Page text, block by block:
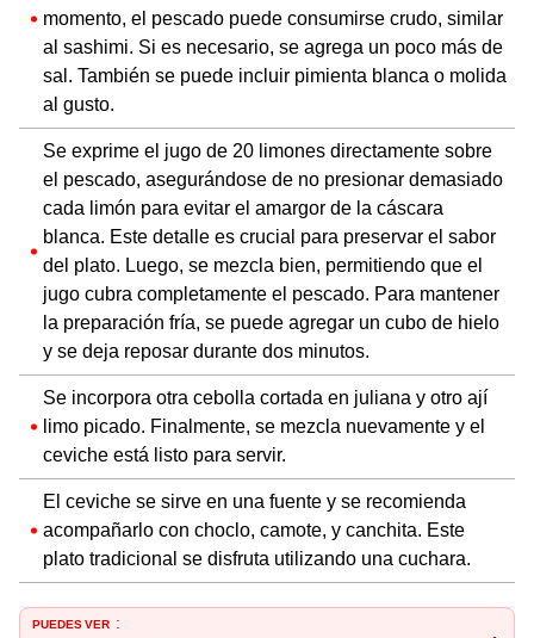
momento, el pescado puede consumirse crudo, similar
al sashimi. Si es necesario, se agrega un poco más de
sal. También se puede incluir pimienta blanca o molida
al gusto.
Se exprime el jugo de 20 limones directamente sobre
el pescado, asegurándose de no presionar demasiado
cada limón para evitar el amargor de la cáscara
blanca. Este detalle es crucial para preservar el sabor
del plato. Luego, se mezcla bien, permitiendo que el
jugo cubra completamente el pescado. Para mantener
la preparación fría, se puede agregar un cubo de hielo
y se deja reposar durante dos minutos.
Se incorpora otra cebolla cortada en juliana y otro ají
limo picado. Finalmente, se mezcla nuevamente y el
ceviche está listo para servir.
El ceviche se sirve en una fuente y se recomienda
acompañarlo con choclo, camote, y canchita. Este
plato tradicional se disfruta utilizando una cuchara.
PUEDES VER :